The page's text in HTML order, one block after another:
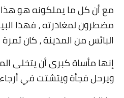
مع أن كل ما يملكونه هو هذا
مضطرون لمغادرته ، فهذا
البائس من المدينة ، كان
إنها مأساة كبرى أن يتخلى
ويرحل فجأة ويتشتت في